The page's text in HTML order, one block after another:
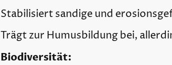
Stabilisiert sandige und
Trägt zur Humusbildung bei,
Biodiversität: